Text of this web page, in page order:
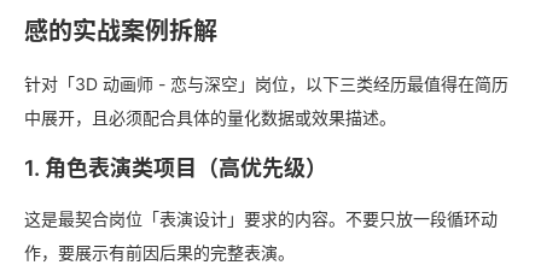
感的实战案例拆解
针对「3D 动画师 - 恋与深空」岗位，以下三类经历最值得在简历
中展开，且必须配合具体的量化数据或效果描述。
1. 角色表演类项目（高优先级）
这是最契合岗位「表演设计」要求的内容。不要只放一段循环动
作，要展示有前因后果的完整表演。